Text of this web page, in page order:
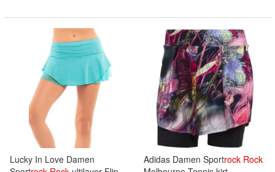
Lucky In Love Damen
Adidas Damen Sportrock Rock